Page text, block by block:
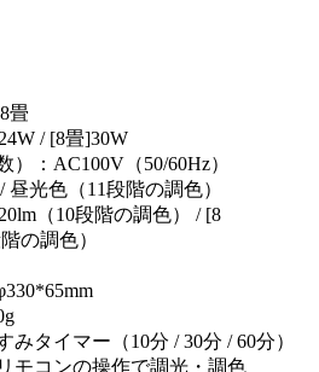
畳
/ [8畳]30W
）：AC100V（50/60Hz）
光色（11段階の調色）
（10段階の調色） / [8
の調色）
みタイマー（10分 / 30分 / 60分）
モコンの操作で調光・調色